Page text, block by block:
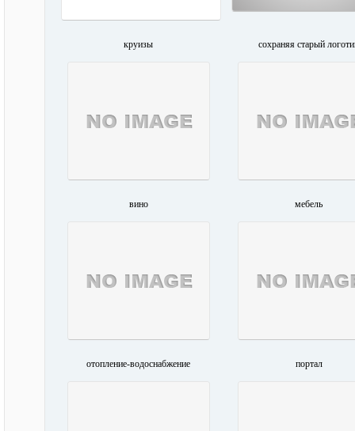
круизы сохраняя старый
вино мебель
отопление-водоснабжение портал